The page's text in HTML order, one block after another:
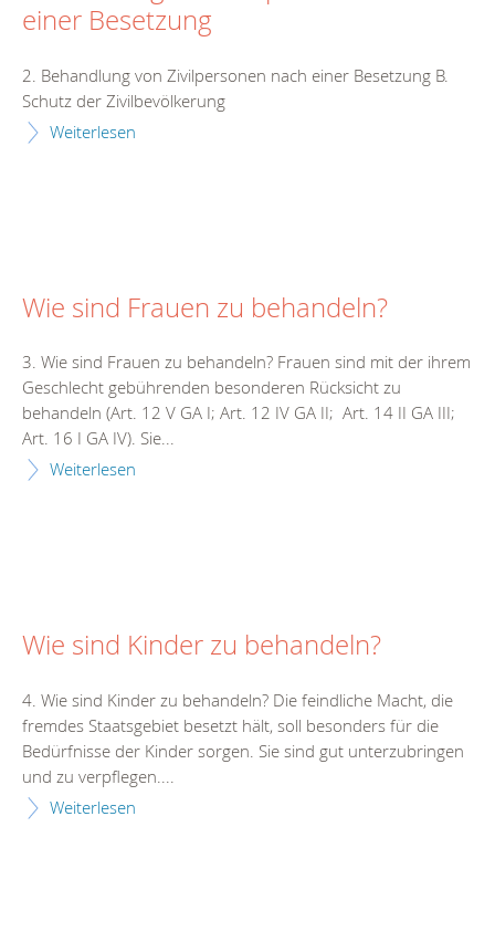
einer Besetzung
2. Behandlung von Zivilpersonen nach einer Besetzung B.
Schutz der Zivilbevölkerung
Weiterlesen
Wie sind Frauen zu behandeln?
3. Wie sind Frauen zu behandeln? Frauen sind mit der ihrem
Geschlecht gebührenden besonderen Rücksicht zu
behandeln (Art. 12 V GA I; Art. 12 IV GA II; Art. 14 II GA III;
Art. 16 I GA IV). Sie...
Weiterlesen
Wie sind Kinder zu behandeln?
4. Wie sind Kinder zu behandeln? Die feindliche Macht, die
fremdes Staatsgebiet besetzt hält, soll besonders für die
Bedürfnisse der Kinder sorgen. Sie sind gut unterzubringen
und zu verpflegen....
Weiterlesen